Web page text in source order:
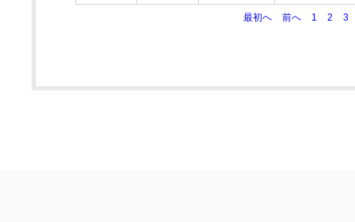
最初へ 前へ 1 2 3